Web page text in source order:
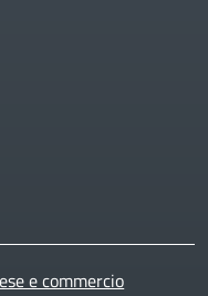
e commercio